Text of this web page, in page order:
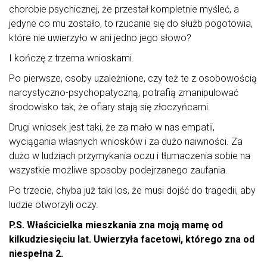
chorobie psychicznej, że przestał kompletnie myśleć, a
jedyne co mu zostało, to rzucanie się do służb pogotowia,
które nie uwierzyło w ani jedno jego słowo?
I kończę z trzema wnioskami.
Po pierwsze, osoby uzależnione, czy też te z osobowością
narcystyczno-psychopatyczną, potrafią zmanipulować
środowisko tak, że ofiary stają się złoczyńcami.
Drugi wniosek jest taki, że za mało w nas empatii,
wyciągania własnych wniosków i za dużo naiwności. Za
dużo w ludziach przymykania oczu i tłumaczenia sobie na
wszystkie możliwe sposoby podejrzanego zaufania.
Po trzecie, chyba już taki los, że musi dojść do tragedii, aby
ludzie otworzyli oczy.
P.S. Właścicielka mieszkania zna moją mamę od
kilkudziesięciu lat. Uwierzyła facetowi, którego zna od
niespełna 2.